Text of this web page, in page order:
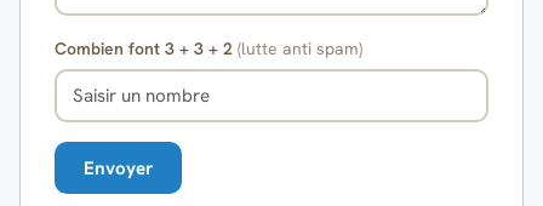
Combien font 3 + 3 + 2 (lutte anti spam)